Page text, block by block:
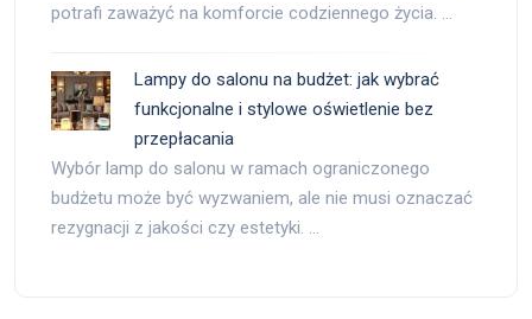
potrafi zaważyć na komforcie codziennego życia. …
Lampy do salonu na budżet: jak wybrać
funkcjonalne i stylowe oświetlenie bez
przepłacania
Wybór lamp do salonu w ramach ograniczonego
budżetu może być wyzwaniem, ale nie musi oznaczać
rezygnacji z jakości czy estetyki. …